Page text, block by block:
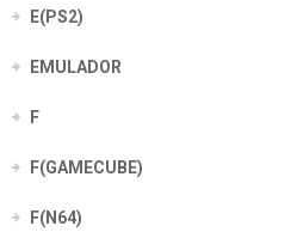
E(PS2)
EMULADOR
F
F(GAMECUBE)
F(N64)